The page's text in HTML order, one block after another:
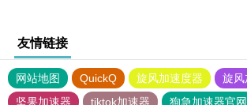
友情链接
网站地图 QuickQ 旋风加速度器
旋风
坚果加速器
tiktok加速器
狗急加速器官网